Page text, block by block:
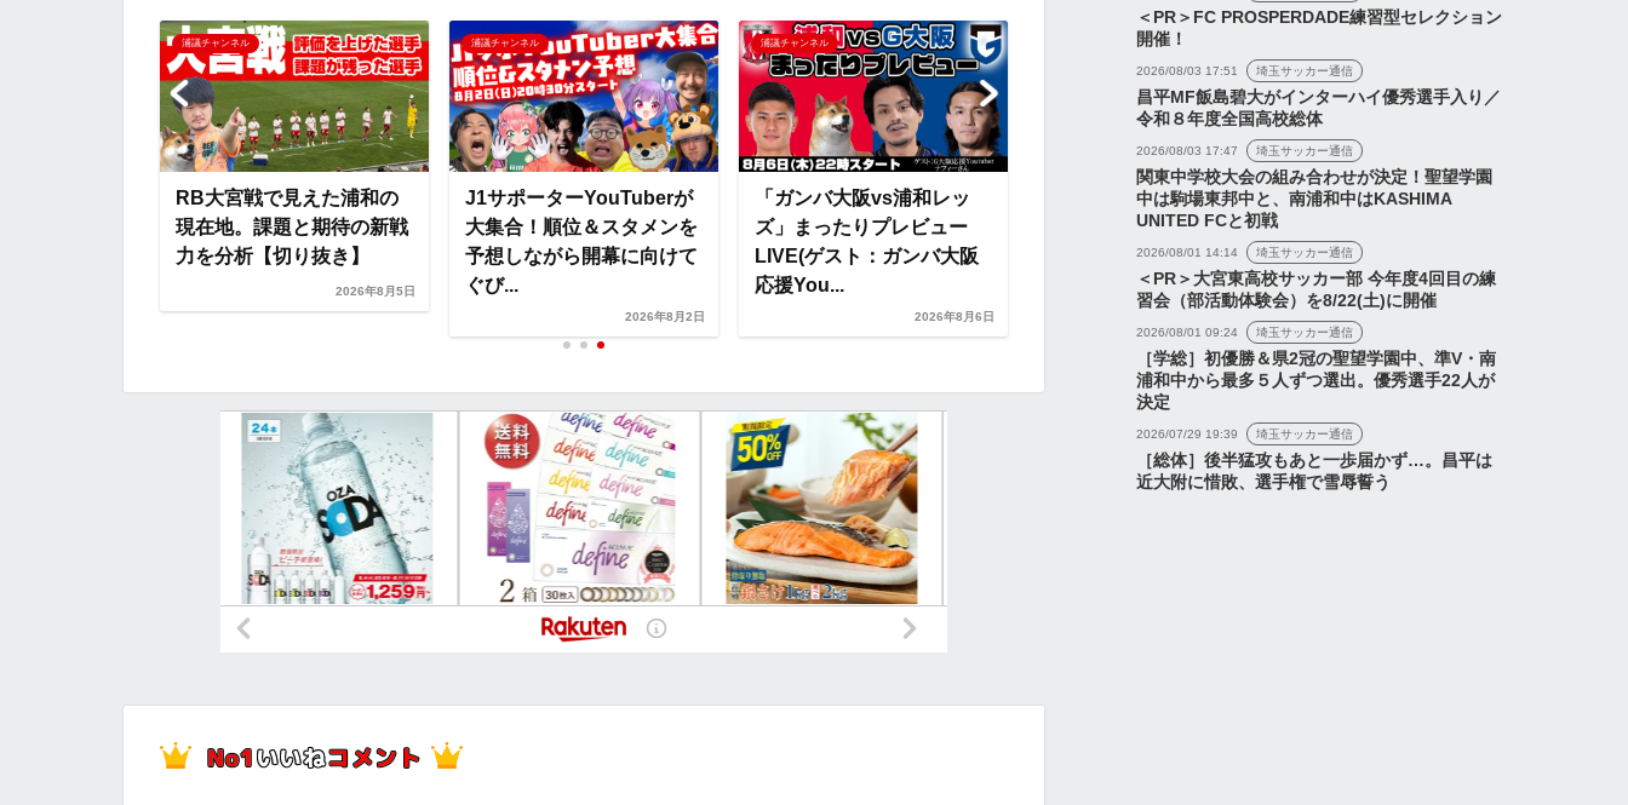
o
o
k
e
r
a o
t
e
i
n
k
浦議チャンネル
RB大宮戦で見えた浦和の
現在地。課題と期待の新戦
力を分析【切り抜き】
2026年8月5日
浦議チャンネル
J1サポーターYouTuberが
大集合！順位＆スタメンを
予想しながら開幕に向けて
ぐび...
2026年8月2日
浦議チャンネル
「ガンバ大阪vs浦和レッ
ズ」まったりプレビュー
LIVE(ゲスト：ガンバ大阪
応援You...
2026年8月6日
RB大宮戦で見えた浦和の
現在地。課題と期待の新戦
力を分析【切り抜き】
2026年8月5日
J1サポーターYouTuberが
予想しながら開幕に向けて
ぐび...
＜PR＞FC PROSPERDADE練習型セレクション
開催！
2026/08/03 17:51 埼玉サッカー通信
昌平MF飯島碧大がインターハイ優秀選手入り／
令和８年度全国高校総体
2026/08/03 17:47 埼玉サッカー通信
関東中学校大会の組み合わせが決定！聖望学園
中は駒場東邦中と、南浦和中はKASHIMA
UNITED FCと初戦
2026/08/01 14:14 埼玉サッカー通信
＜PR＞大宮東高校サッカー部 今年度4回目の練
習会（部活動体験会）を8/22(土)に開催
2026/08/01 09:24 埼玉サッカー通信
［学総］初優勝＆県2冠の聖望学園中、準V・南
浦和中から最多５人ずつ選出。優秀選手22人が
決定
2026/07/29 19:39 埼玉サッカー通信
［総体］後半猛攻もあと一歩届かず…。昌平は
近大附に惜敗、選手権で雪辱誓う